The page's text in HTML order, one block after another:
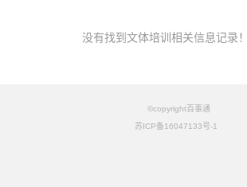
没有找到文体培训相关信息记录！
©copyright百事通
苏ICP备16047133号-1